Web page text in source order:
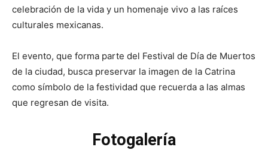
celebración de la vida y un homenaje vivo a las raíces
culturales mexicanas.
El evento, que forma parte del Festival de Día de Muertos
de la ciudad, busca preservar la imagen de la Catrina
como símbolo de la festividad que recuerda a las almas
que regresan de visita.
Fotogalería